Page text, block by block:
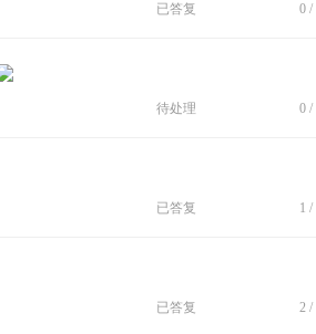
已答复 0 /
待处理 0 /
已答复 1 /
已答复 2 /